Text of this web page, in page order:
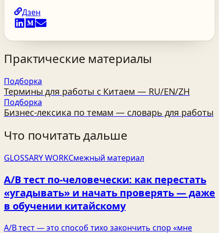
Дзен
Практические материалы
Подборка
Термины для работы с Китаем — RU/EN/ZH
Подборка
Бизнес‑лексика по темам — словарь для работы
Что почитать дальше
GLOSSARY WORKСмежный материал
A/B тест по‑человечески: как перестать
«угадывать» и начать проверять — даже
в обучении китайскому
A/B тест — это способ тихо закончить спор «мне